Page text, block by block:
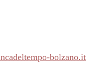
bolzano.it